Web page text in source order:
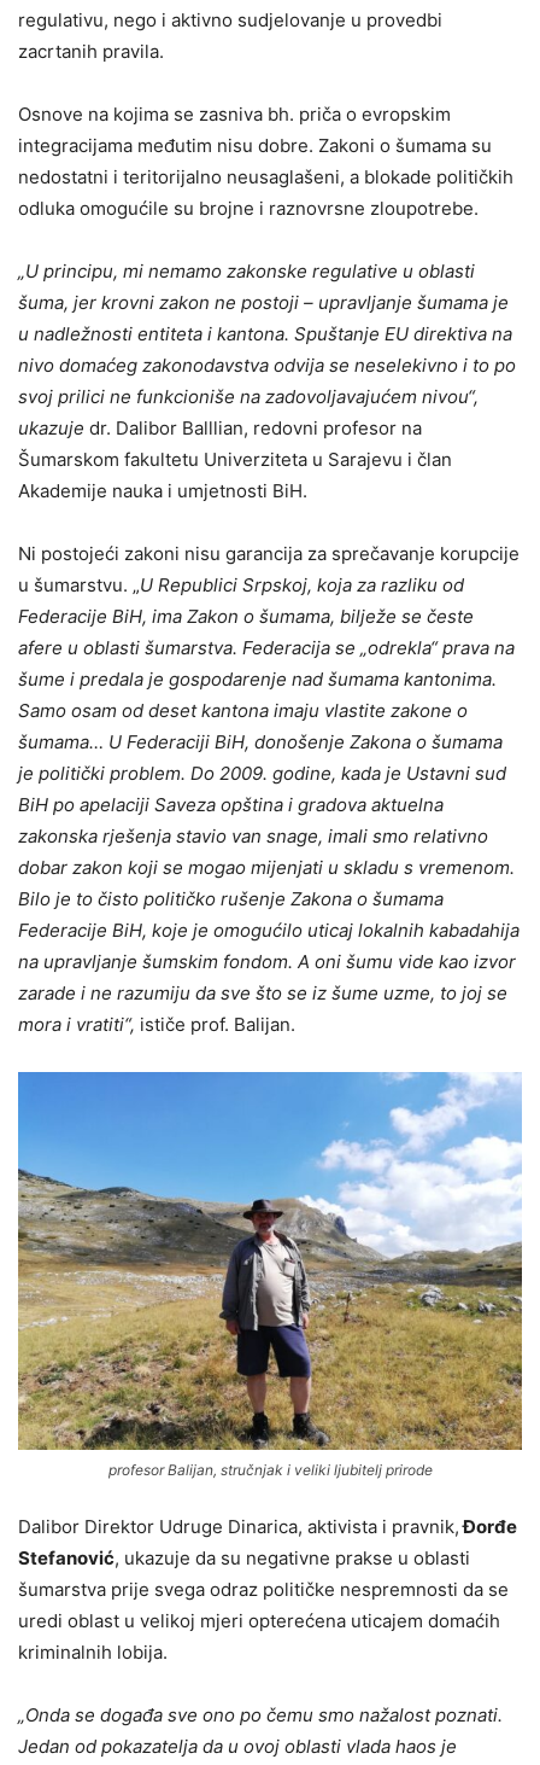
regulativu, nego i aktivno sudjelovanje u provedbi
zacrtanih pravila.
Osnove na kojima se zasniva bh. priča o evropskim
integracijama međutim nisu dobre. Zakoni o šumama su
nedostatni i teritorijalno neusaglašeni, a blokade političkih
odluka omogućile su brojne i raznovrsne zloupotrebe.
„U principu, mi nemamo zakonske regulative u oblasti
šuma, jer krovni zakon ne postoji – upravljanje šumama je
u nadležnosti entiteta i kantona. Spuštanje EU direktiva na
nivo domaćeg zakonodavstva odvija se neselekivno i to po
svoj prilici ne funkcioniše na zadovoljavajućem nivou“,
ukazuje dr. Dalibor Balllian, redovni profesor na
Šumarskom fakultetu Univerziteta u Sarajevu i član
Akademije nauka i umjetnosti BiH.
Ni postojeći zakoni nisu garancija za sprečavanje korupcije
u šumarstvu. „U Republici Srpskoj, koja za razliku od
Federacije BiH, ima Zakon o šumama, bilježe se česte
afere u oblasti šumarstva. Federacija se „odrekla“ prava na
šume i predala je gospodarenje nad šumama kantonima.
Samo osam od deset kantona imaju vlastite zakone o
šumama… U Federaciji BiH, donošenje Zakona o šumama
je politički problem. Do 2009. godine, kada je Ustavni sud
BiH po apelaciji Saveza opština i gradova aktuelna
zakonska rješenja stavio van snage, imali smo relativno
dobar zakon koji se mogao mijenjati u skladu s vremenom.
Bilo je to čisto političko rušenje Zakona o šumama
Federacije BiH, koje je omogućilo uticaj lokalnih kabadahija
na upravljanje šumskim fondom. A oni šumu vide kao izvor
zarade i ne razumiju da sve što se iz šume uzme, to joj se
mora i vratiti“, ističe prof. Balijan.
profesor Balijan, stručnjak i veliki ljubitelj prirode
Dalibor Direktor Udruge Dinarica, aktivista i pravnik,Đorđe
Stefanović, ukazuje da su negativne prakse u oblasti
šumarstva prije svega odraz političke nespremnosti da se
uredi oblast u velikoj mjeri opterećena uticajem domaćih
kriminalnih lobija.
„Onda se događa sve ono po čemu smo nažalost poznati.
Jedan od pokazatelja da u ovoj oblasti vlada haos je